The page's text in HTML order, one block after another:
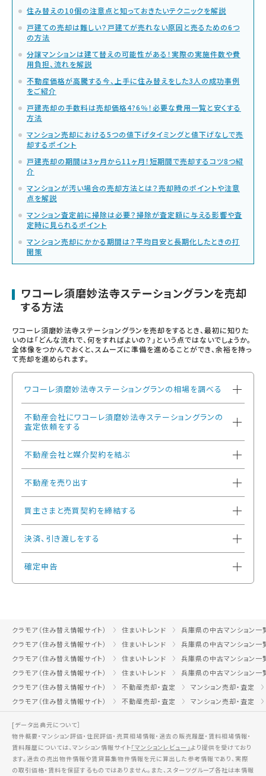
住み替えの10個の注意点と知っておきたいテクニックを解説
戸建ての売却は難しい？戸建てが売れない原因と売るための6つ
の方法
分譲マンションは建て替えの可能性がある！実際の実施件数や費
用負担、流れを解説
不動産価格が高騰する今、上手に住み替えをした3人の成功事例
をご紹介
戸建売却の手数料は売却価格4?6％！必要な費用一覧と安くする
方法
マンション売却における5つの値下げタイミングと値下げなしで売
却するポイント
戸建売却の期間は3ヶ月から11ヶ月！短期間で売却するコツ8つ紹
介
マンションが汚い場合の売却方法とは？売却時のポイントや注意
点を解説
マンション査定前に掃除は必要？掃除が査定額に与える影響や査
定時に見られるポイント
マンション売却にかかる期間は？平均目安と長期化したときの打
開策
ワコーレ須磨妙法寺ステーショングランを売却
する方法
ワコーレ須磨妙法寺ステーショングランを売却をするとき、最初に知りた
いのは「どんな流れで、何をすればよいの？」という点ではないでしょうか。
全体像をつかんでおくと、スムーズに準備を進めることができ、余裕を持っ
て売却を進められます。
ワコーレ須磨妙法寺ステーショングランの相場を調べる
不動産会社にワコーレ須磨妙法寺ステーショングランの
査定依頼をする
不動産会社と媒介契約を結ぶ
不動産を売り出す
買主さまと売買契約を締結する
決済、引き渡しをする
確定申告
クラモア（住み替え情報サイト） 住まいトレンド
兵庫県の中古マンション一
クラモア（住み替え情報サイト）
住まいトレンド
兵庫県の中古マンション一
クラモア（住み替え情報サイト）
住まいトレンド
兵庫県の中古マンション一
クラモア（住み替え情報サイト）
住まいトレンド
兵庫県の中古マンション一
クラモア（住み替え情報サイト）
不動産売却・査定
マンション売却・査定
クラモア（住み替え情報サイト）
不動産売却・査定 マンション売却・査定
[データ出典元について］
物件概要・マンション評価・住民評価・売買相場情報・過去の販売履歴・賃料相場情報・
賃料履歴については、マンション情報サイト「マンションレビュー」より提供を受けており
ます。過去の売出物件情報や賃貸募集物件情報を元に算出した参考情報であり、実際
の取引価格・賃料を保証するものではありません。また、スターツグループ各社は本情報